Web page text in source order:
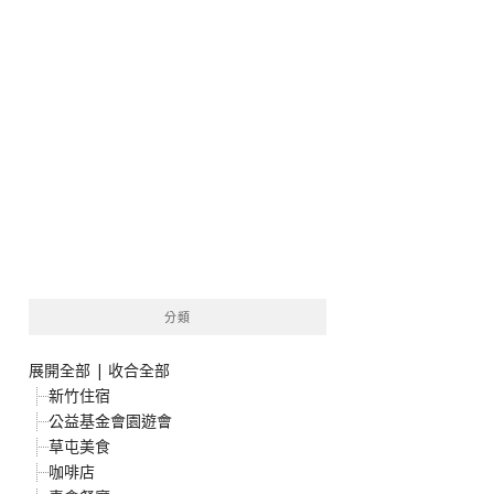
分類
展開全部 | 收合全部
新竹住宿
公益基金會園遊會
草屯美食
咖啡店